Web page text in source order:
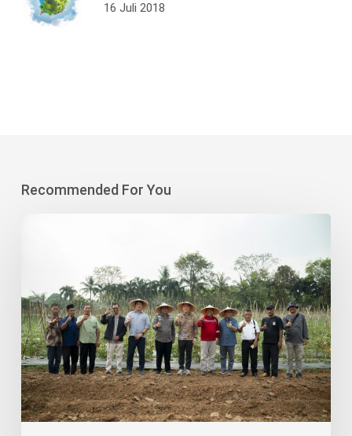
16 Juli 2018
Recommended For You
Desa
Sodong
Tanam
500
Pohon,
Perkuat
Agrowisata